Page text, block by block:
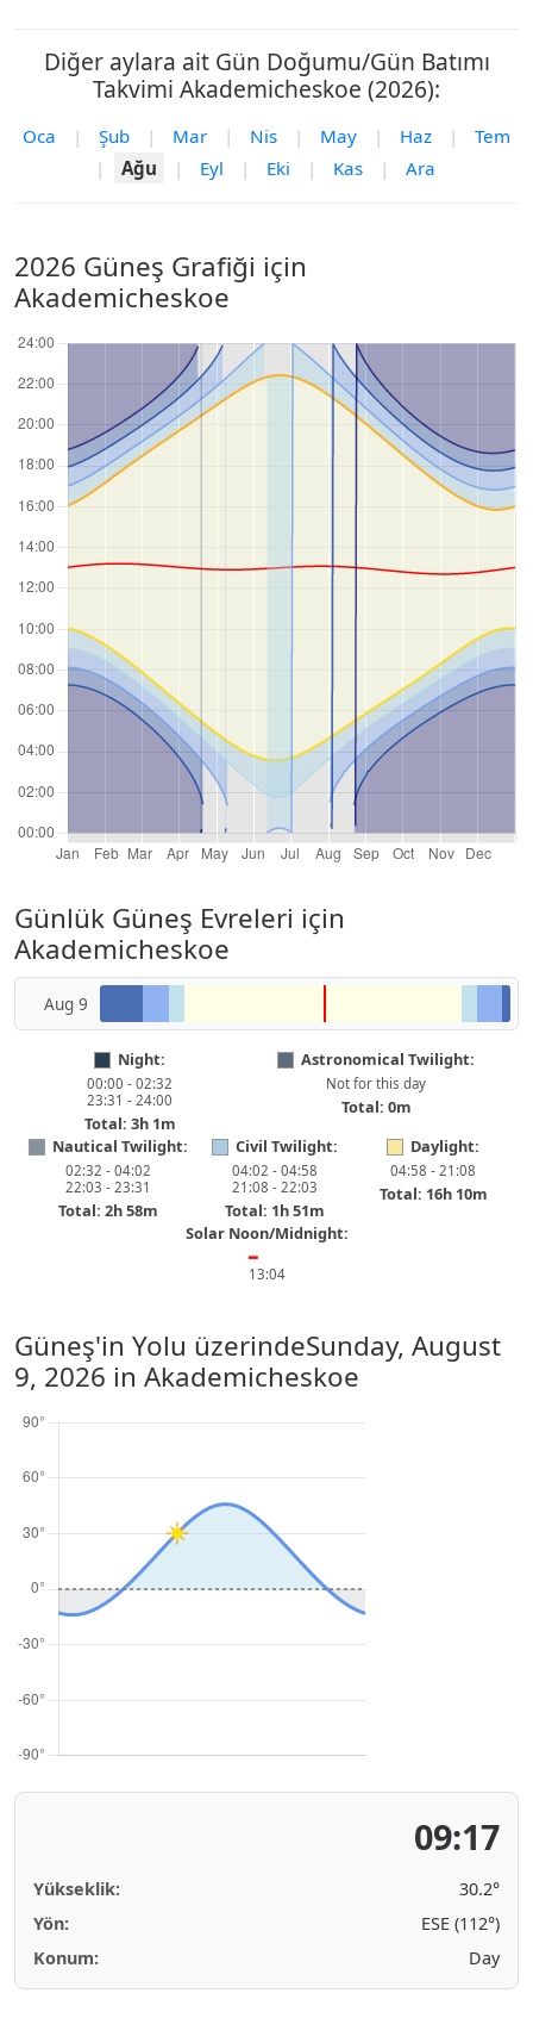
Diğer aylara ait Gün Doğumu/Gün Batımı
Takvimi Akademicheskoe (2026):
Oca | Şub | Mar | Nis | May | Haz |
Tem
|
Ağu | Eyl | Eki | Kas | Ara
2026 Güneş Grafiği için
Akademicheskoe
Günlük Güneş Evreleri için
Akademicheskoe
Aug 9
Night:
00:00 - 02:32
23:31 - 24:00
Total: 3h 1m
Astronomical Twilight:
Not for this day
Total: 0m
Nautical Twilight:
02:32 - 04:02
22:03 - 23:31
Total: 2h 58m
Civil Twilight:
04:02 - 04:58
21:08 - 22:03
Total: 1h 51m
Daylight:
04:58 - 21:08
Total: 16h 10m
Solar Noon/Midnight:
━
13:04
Güneş'in Yolu üzerindeSunday, August
9, 2026 in Akademicheskoe
09:17
Yükseklik:
30.2°
Yön:
ESE (112°)
Konum:
Day